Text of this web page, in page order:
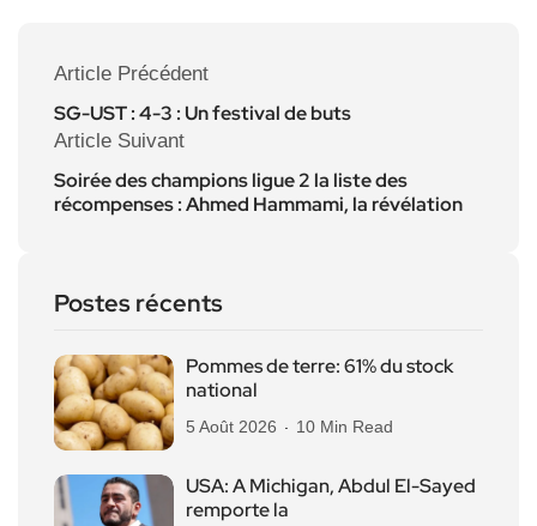
Article Précédent
SG-UST : 4-3 : Un festival de buts
Article Suivant
Soirée des champions ligue 2 la liste des
récompenses : Ahmed Hammami, la révélation
Postes récents
Pommes de terre: 61% du stock
national
5 Août 2026 10 Min Read
USA: A Michigan, Abdul El-Sayed
remporte la